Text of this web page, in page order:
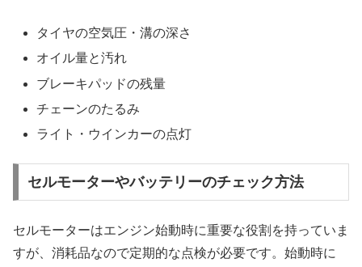
タイヤの空気圧・溝の深さ
オイル量と汚れ
ブレーキパッドの残量
チェーンのたるみ
ライト・ウインカーの点灯
セルモーターやバッテリーのチェック方法
セルモーターはエンジン始動時に重要な役割を持っていま
すが、消耗品なので定期的な点検が必要です。始動時に